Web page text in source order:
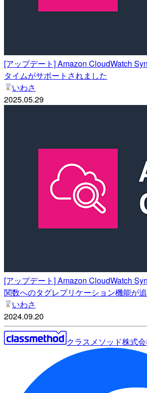
[アップデート] Amazon CloudWatch
タイムがサポートされました
いわさ
2025.05.29
[アップデート] Amazon CloudWatch
関数へのタグレプリケーション機能が
いわさ
2024.09.20
クラスメソッド株式